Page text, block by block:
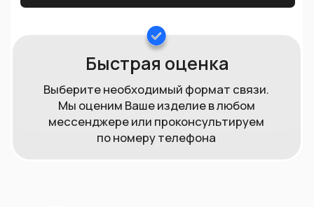
следим за текущими изменениями на рынке,
избегать нечестных сделок.
Наш процесс покупки драгоценных
металлов быстр и безопасен для Вас, и мы
предлагаем
прозрачность и честность при каждой
сделке.